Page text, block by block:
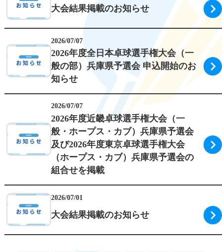
ランキング
登録申請
お問合せ
大会結果掲載のお知らせ
2026/07/07
2026年度全日本卓球選手権大会（一
般の部）兵庫県予選会 申込開始のお
知らせ
2026/07/07
2026年度近畿卓球選手権大会（一
般・ホープス・カブ）兵庫県予選会
及び2026年度東京卓球選手権大会
（ホープス・カブ）兵庫県予選会の
組合せを掲載
2026/07/01
大会結果掲載のお知らせ